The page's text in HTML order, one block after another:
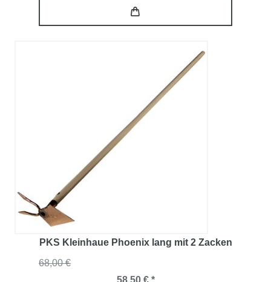
PKS Kleinhaue Phoenix lang mit 2 Zacken
68,00 €
58,50 € *